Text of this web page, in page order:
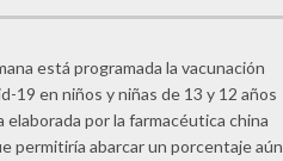
está programada la vacunación
19 en niños y niñas de 13 y 12 años
elaborada por la farmacéutica china
permitiría abarcar un porcentaje aún